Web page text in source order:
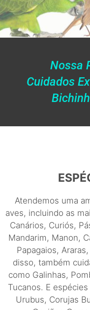
Nossa
Cuidados
Atendemos uma
aves, incluindo as
Canários, Curiós,
Mandarim, Manon,
Papagaios,
disso, também
como Galinhas,
Tucanos. E
Urubus, Corujas